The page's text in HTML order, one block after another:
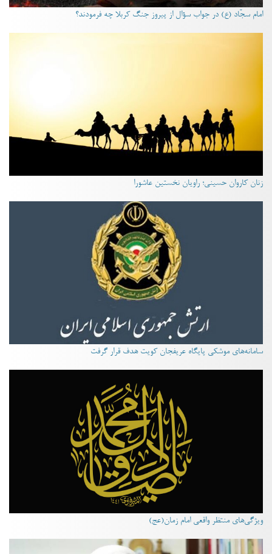
امام سجّاد (ع) در جواب سؤال از پیروز جنگ کربلا چه فرمودند؟
زنان کاروان حسینی؛ راویان نخستین عاشورا
سامانه‌های موشکی پایگاه عریفجان کویت هدف قرار گرفت
ویژگی‌های منتظر واقعی امام زمان(عج)